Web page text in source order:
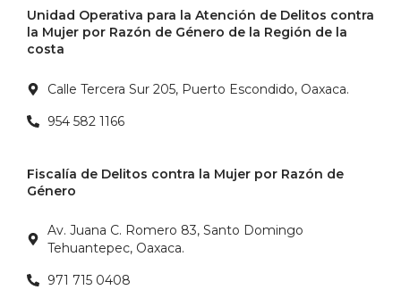
Unidad Operativa para la Atención de Delitos contra
la Mujer por Razón de Género de la Región de la
costa
Calle Tercera Sur 205, Puerto Escondido, Oaxaca.
954 582 1166
Fiscalía de Delitos contra la Mujer por Razón de
Género
Av. Juana C. Romero 83, Santo Domingo
Tehuantepec, Oaxaca.
971 715 0408